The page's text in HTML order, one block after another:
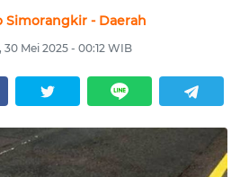
Simorangkir - Daerah
Mei 2025 - 00:12 WIB